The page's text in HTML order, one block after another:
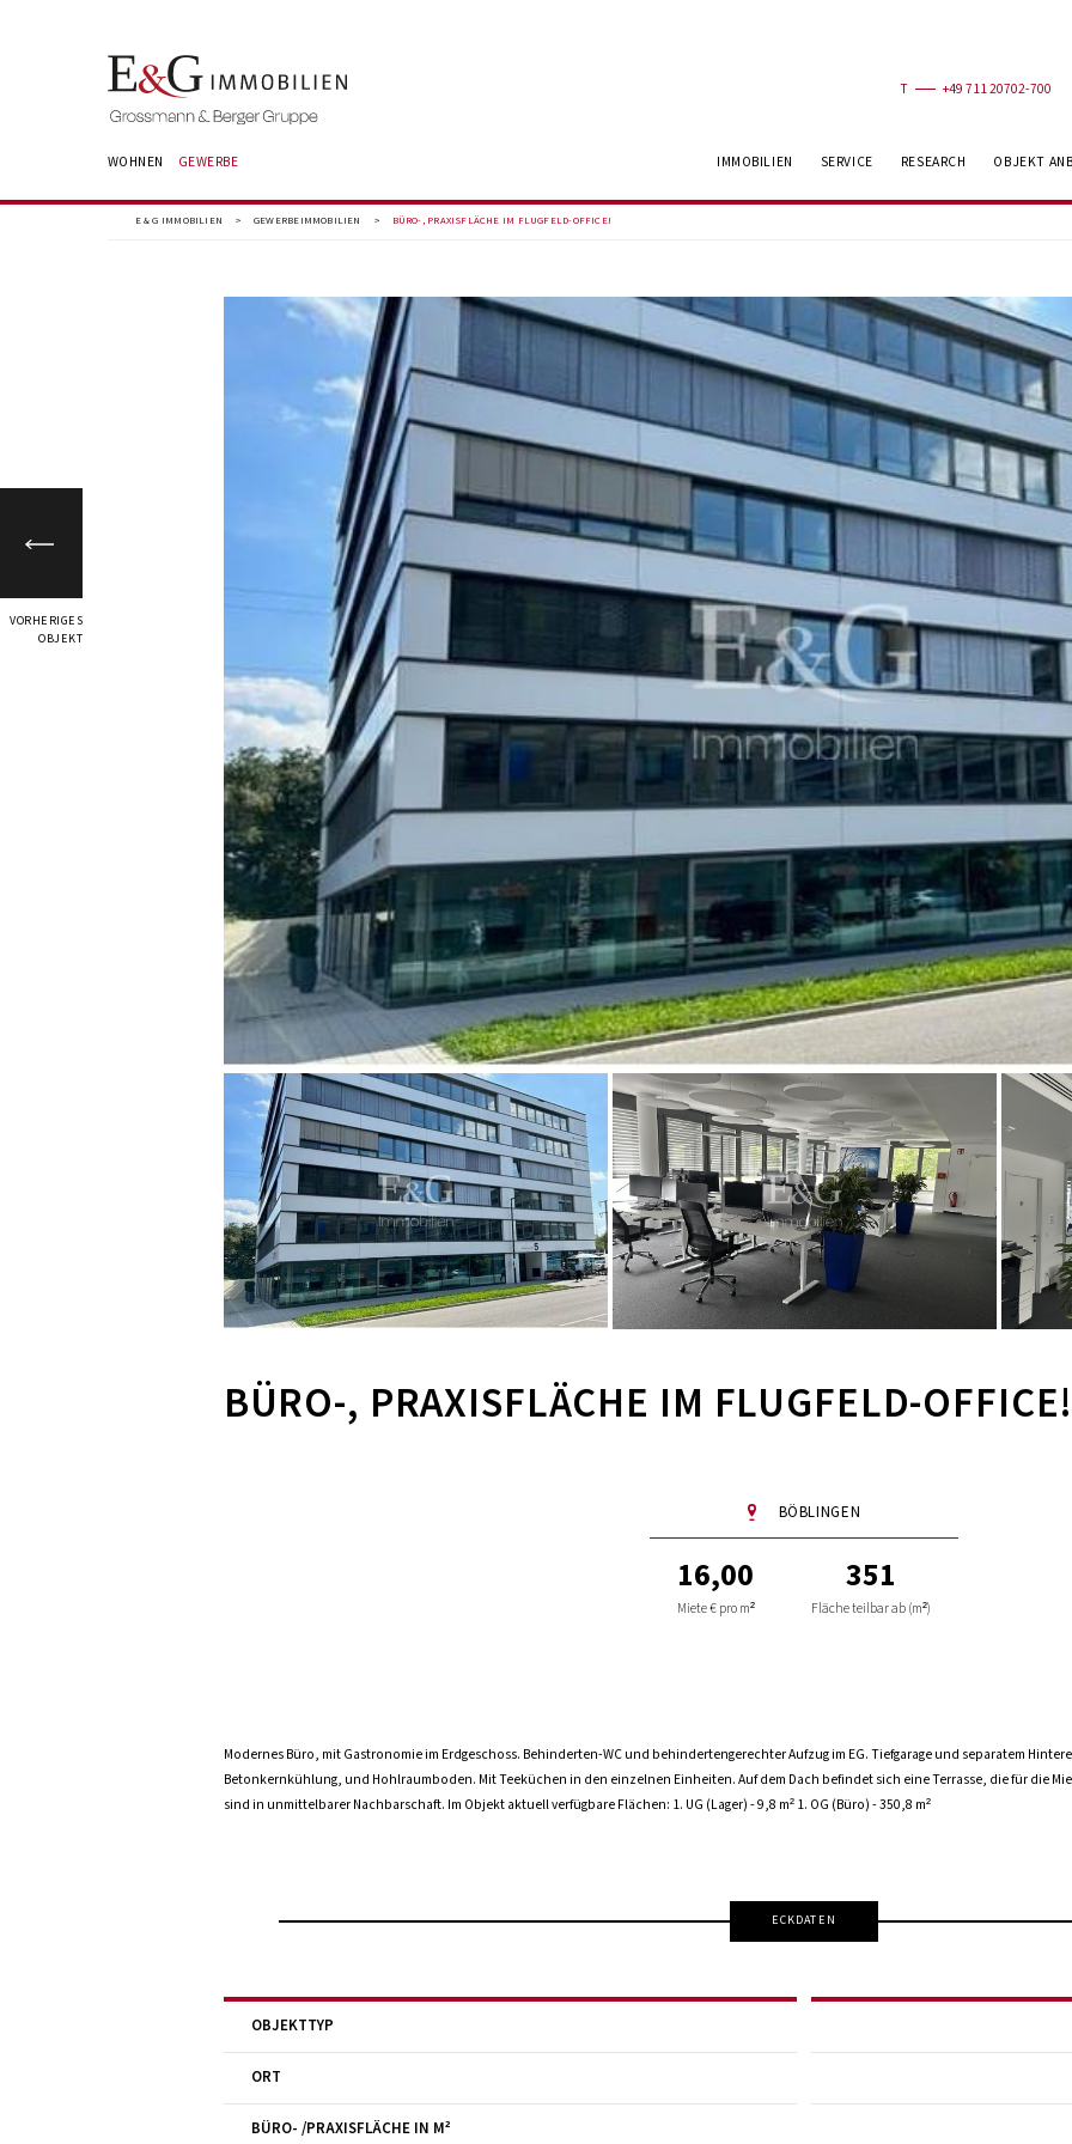
T +49 711 20702-700
WOHNEN GEWERBE IMMOBILIEN SERVICE RESEARCH OBJEKT
E & G IMMOBILIEN > GEWERBEIMMOBILIEN > BÜRO-, PRAXISFLÄCHE IM FLUGFELD-OFFICE!
VORHERIGES
OBJEKT
BÜRO-, PRAXISFLÄCHE IM FLUGFELD-
BÖBLINGEN
16,00
Miete € pro m²
351
Fläche teilbar ab (m²)
Modernes Büro, mit Gastronomie im Erdgeschoss. Behinderten-WC und behindertengerechter Aufzug im EG. Tiefgarage und separatem
Betonkernkühlung, und Hohlraumboden. Mit Teeküchen in den einzelnen Einheiten. Auf dem Dach befindet sich eine Terrasse, die für die
sind in unmittelbarer Nachbarschaft. Im Objekt aktuell verfügbare Flächen: 1. UG (Lager) - 9,8 m² 1. OG (Büro) - 350,8 m²
ECKDATEN
OBJEKTTYP
ORT
BÜRO- /PRAXIS­FLÄCHE IN M²